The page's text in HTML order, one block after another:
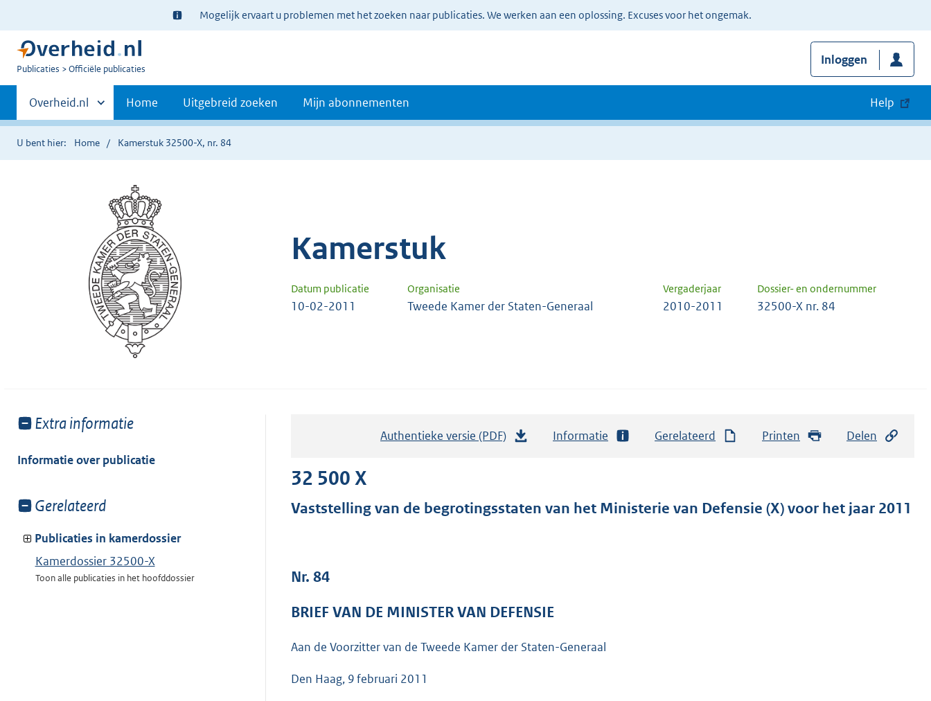
Ter
informatie:
Mogelijk ervaart u problemen met het zoeken naar publicaties. We werken aan een oplossing. Excuses voor het ongemak.
U
Publicaties Officiële publicaties
Inloggen
Primaire
navigatie
Andere
sites
binnen
Overheid.nl Home Uitgebreid zoeken Mijn abonnementen Help
U bent hier: Home Kamerstuk 32500-X, nr. 84
Kamerstuk
Datum publicatie Organisatie Vergaderjaar Dossier- en ondernummer
10-02-2011 Tweede Kamer der Staten-Generaal 2010-2011 32500-X nr. 84
Toon
van:
Extra informatie
Informatie over publicatie
Toon
van:
Gerelateerd
Publicaties in kamerdossier
Kamerdossier 32500-X
Toon alle publicaties in het hoofddossier
Authentieke versie (PDF)
a
r
o
Informatie Gerelateerd Printen Delen
32 500 X
Vaststelling van de begrotingsstaten van het Ministerie van Defensie (X) voor het jaar 2011
Nr. 84
BRIEF VAN DE MINISTER VAN DEFENSIE
Aan de Voorzitter van de Tweede Kamer der Staten-Generaal
Den Haag, 9 februari 2011